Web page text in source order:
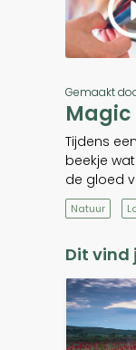
Gemaakt
Tijdens
beekje
de gloed
Natuur
Dit vind